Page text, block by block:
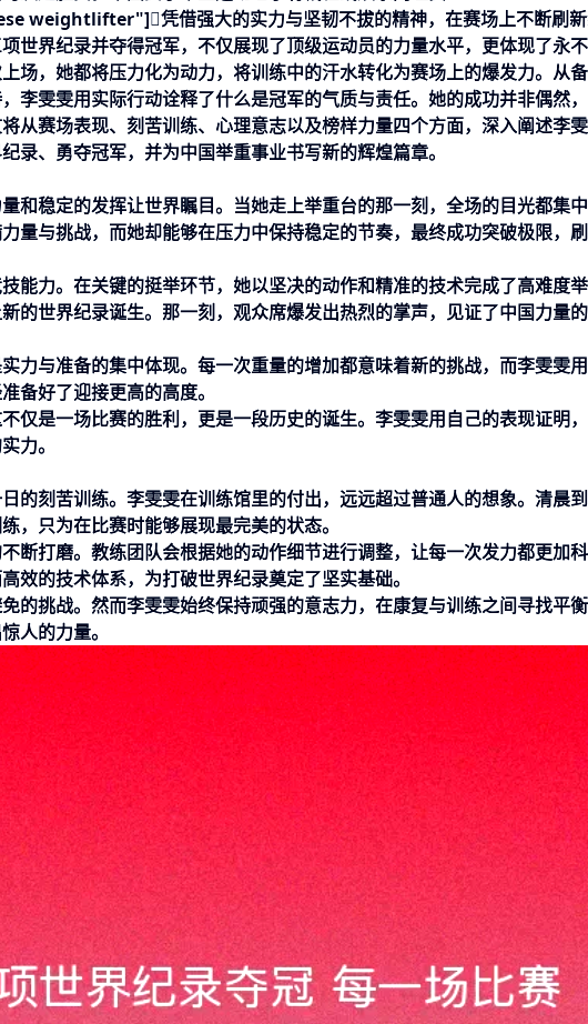
凭借强大的实力与坚韧不拔的精神，在赛场上不断刷
世界纪录并夺得冠军，不仅展现了顶级运动员的力量水平，更体现了永
场，她都将压力化为动力，将训练中的汗水转化为赛场上的爆发力。从
李雯雯用实际行动诠释了什么是冠军的气质与责任。她的成功并非偶然
从赛场表现、刻苦训练、心理意志以及榜样力量四个方面，深入阐述李
录、勇夺冠军，并为中国举重事业书写新的辉煌篇章。
和稳定的发挥让世界瞩目。当她走上举重台的那一刻，全场的目光都集
量与挑战，而她却能够在压力中保持稳定的节奏，最终成功突破极限，
能力。在关键的挺举环节，她以坚决的动作和精准的技术完成了高难度
的世界纪录诞生。那一刻，观众席爆发出热烈的掌声，见证了中国力量
力与准备的集中体现。每一次重量的增加都意味着新的挑战，而李雯雯
备好了迎接更高的高度。
仅是一场比赛的胜利，更是一段历史的诞生。李雯雯用自己的表现证明
力。
的刻苦训练。李雯雯在训练馆里的付出，远远超过普通人的想象。清晨
，只为在比赛时能够展现最完美的状态。
断打磨。教练团队会根据她的动作细节进行调整，让每一次发力都更加
效的技术体系，为打破世界纪录奠定了坚实基础。
的挑战。然而李雯雯始终保持顽强的意志力，在康复与训练之间寻找平
人的力量。